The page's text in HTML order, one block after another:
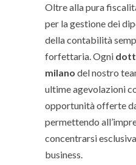
Oltre alla pura
per la gestione dei
della contabilità
forfettaria. Ogni
milano del nostro
ultime agevolazioni
opportunità offerte
permettendo
concentrarsi
business.